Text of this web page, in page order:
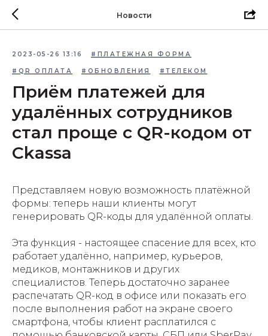
Новости
2023-05-26 13:16 #ПЛАТЕЖНАЯ ФОРМА
#QR ОПЛАТА #ОБНОВЛЕНИЯ #ТЕЛЕКОМ
Приём платежей для
удалённых сотрудников
стал проще с QR-кодом от
Ckassa
Представляем новую возможность платёжной
формы: теперь наши клиенты могут
генерировать QR-коды для удалённой оплаты.
Эта функция - настоящее спасение для всех, кто
работает удалённо, например, курьеров,
медиков, монтажников и других
специалистов. Теперь достаточно заранее
распечатать QR-код в офисе или показать его
после выполнения работ на экране своего
смартфона, чтобы клиент расплатился с